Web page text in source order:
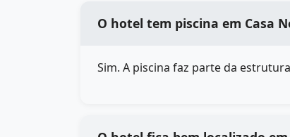
O hotel tem piscina em Casa
Sim. A piscina faz parte da